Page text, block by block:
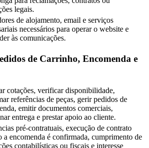
legais.
de alojamento, email e serviços
necessários para operar o website e
às comunicações.
de Carrinho, Encomenda e
cotações, verificar disponibilidade,
referências de peças, gerir pedidos de
emitir documentos comerciais,
entrega e prestar apoio ao cliente.
pré-contratuais, execução de contrato
a encomenda é confirmada, cumprimento de
contabilísticas ou fiscais e interesse